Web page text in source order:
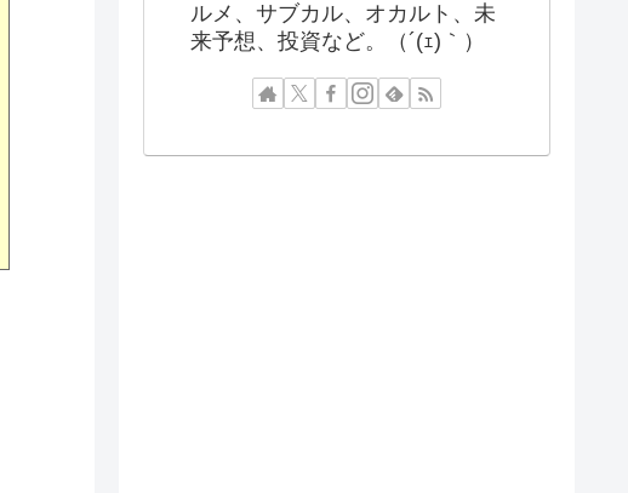
ルメ、サブカル、オカルト、未
来予想、投資など。（´(ｪ)｀）